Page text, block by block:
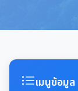
เมนูข้อมูล